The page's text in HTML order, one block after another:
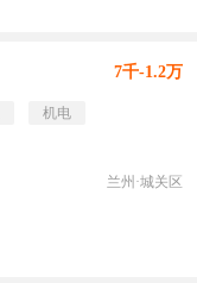
7千-1.2万
机电
兰州·城关区